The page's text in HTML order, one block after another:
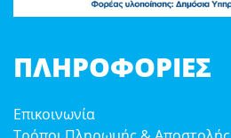
ΠΛΗΡΟΦΟΡΊΕΣ
Επικοινωνία